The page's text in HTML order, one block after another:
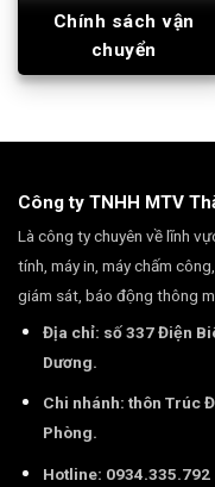
Chính sách vận
chuyển
Công ty TNHH MTV
Là công ty chuyên về lĩnh
tính, máy in, máy chấm
giám sát, báo động thông
Địa chỉ: số 337 Điện
Dương.
Chi nhánh: thôn Trúc
Phòng.
Hotline: 0934.335.792